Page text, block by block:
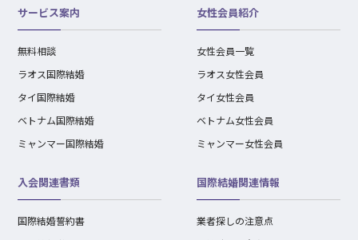
サービス案内
無料相談
ラオス国際結婚
タイ国際結婚
ベトナム国際結婚
ミャンマー国際結婚
女性会員紹介
女性会員一覧
ラオス女性会員
タイ女性会員
ベトナム女性会員
ミャンマー女性会員
入会関連書類
国際結婚誓約書
国際結婚関連情報
業者探しの注意点